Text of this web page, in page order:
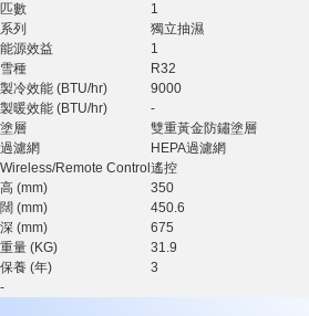
匹數
1
系列
獨立抽濕
能源效益
1
雪種
R32
製冷效能 (BTU/hr)
9000
製暖效能 (BTU/hr)
-
塗層
雙重黃金防鏽塗層
過濾網
HEPA過濾網
Wireless/Remote Control 遙控
高 (mm)
350
闊 (mm)
450.6
深 (mm)
675
重量 (KG)
31.9
保養 (年)
3
-